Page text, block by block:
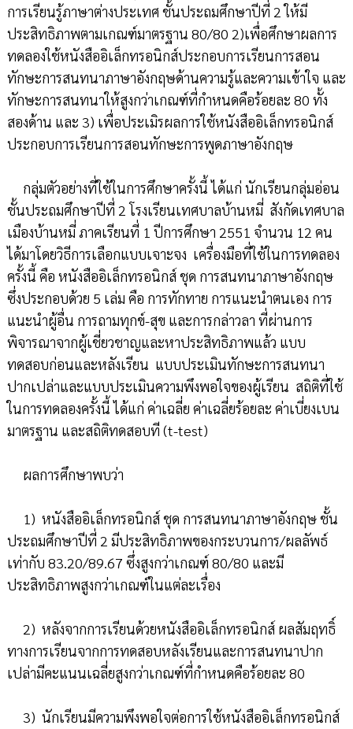
การเรียนรู้ภาษาต่างประเทศ ชั้นประถมศึกษาปีที่ 2 ให้มี
ประสิทธิภาพตามเกณฑ์มาตรฐาน 80/80 2)เพื่อศึกษาผลการ
ทดลองใช้หนังสืออิเล็กทรอนิกส์ประกอบการเรียนการสอน
ทักษะการสนทนาภาษาอังกฤษด้านความรู้และความเข้าใจ และ
ทักษะการสนทนาให้สูงกว่าเกณฑ์ที่กำหนดคือร้อยละ 80 ทั้ง
สองด้าน และ 3) เพื่อประเมิรผลการใช้หนังสืออิเล็กทรอนิกส์
ประกอบการเรียนการสอนทักษะการพูดภาษาอังกฤษ
กลุ่มตัวอย่างที่ใช้ในการศึกษาครั้งนี้ ได้แก่ นักเรียนกลุ่มอ่อน
ชั้นประถมศึกษาปีที่ 2 โรงเรียนเทศบาลบ้านหมี่ สังกัดเทศบาล
เมืองบ้านหมี่ ภาคเรียนที่ 1 ปีการศึกษา 2551 จำนวน 12 คน
ได้มาโดยวิธีการเลือกแบบเจาะจง เครื่องมือที่ใช้ในการทดลอง
ครั้งนี้ คือ หนังสืออิเล็กทรอนิกส์ ชุด การสนทนาภาษาอังกฤษ
ซึ่งประกอบด้วย 5 เล่ม คือ การทักทาย การแนะนำตนเอง การ
แนะนำผู้อื่น การถามทุกข์-สุข และการกล่าวลา ที่ผ่านการ
พิจารณาจากผู้เชี่ยวชาญและหาประสิทธิภาพแล้ว แบบ
ทดสอบก่อนและหลังเรียน แบบประเมินทักษะการสนทนา
ปากเปล่าและแบบประเมินความพึงพอใจของผู้เรียน สถิติที่ใช้
ในการทดลองครั้งนี้ ได้แก่ ค่าเฉลี่ย ค่าเฉลี่ยร้อยละ ค่าเบี่ยงเบน
มาตรฐาน และสถิติทดสอบที (t-test)
ผลการศึกษาพบว่า
1) หนังสืออิเล็กทรอนิกส์ ชุด การสนทนาภาษาอังกฤษ ชั้น
ประถมศึกษาปีที่ 2 มีประสิทธิภาพของกระบวนการ/ผลลัพธ์
เท่ากับ 83.20/89.67 ซึ่งสูงกว่าเกณฑ์ 80/80 และมี
ประสิทธิภาพสูงกว่าเกณฑ์ในแต่ละเรื่อง
2) หลังจากการเรียนด้วยหนังสืออิเล็กทรอนิกส์ ผลสัมฤทธิ์
ทางการเรียนจากการทดสอบหลังเรียนและการสนทนาปาก
เปล่ามีคะแนนเฉลี่ยสูงกว่าเกณฑ์ที่กำหนดคือร้อยละ 80
3) นักเรียนมีความพึงพอใจต่อการใช้หนังสืออิเล็กทรอนิกส์